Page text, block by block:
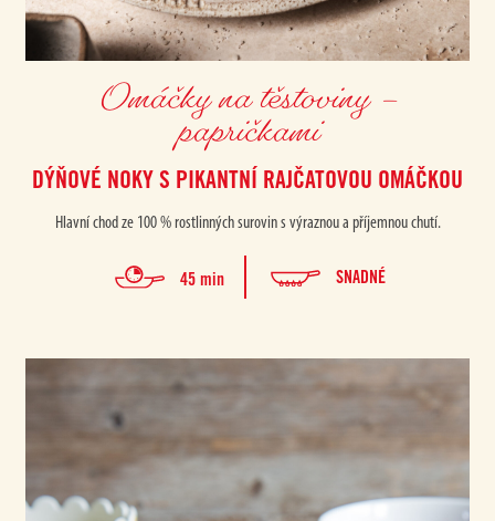
Omáčky na těstoviny –
papričkami
DÝŇOVÉ NOKY S PIKANTNÍ RAJČATOVOU OMÁČKOU
Hlavní chod ze 100 % rostlinných surovin s výraznou a příjemnou chutí.
45 min SNADNÉ